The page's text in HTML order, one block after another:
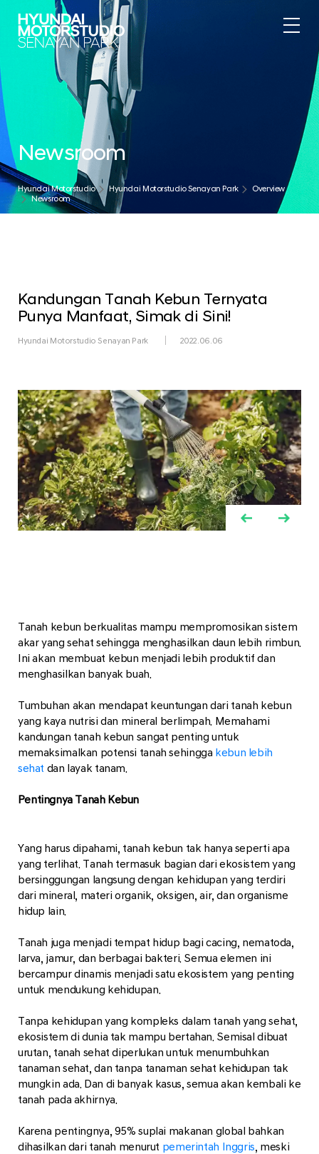
Newsroom
Hyundai Motorstudio Hyundai Motorstudio Senayan Park
Overview
Newsroom
Kandungan Tanah Kebun Ternyata
Punya Manfaat, Simak di Sini!
Hyundai Motorstudio Senayan Park 2022.06.06
Tanah kebun berkualitas mampu mempromosikan sistem
akar yang sehat sehingga menghasilkan daun lebih rimbun.
Ini akan membuat kebun menjadi lebih produktif dan
menghasilkan banyak buah.
Tumbuhan akan mendapat keuntungan dari tanah kebun
yang kaya nutrisi dan mineral berlimpah. Memahami
kandungan tanah kebun sangat penting untuk
memaksimalkan potensi tanah sehingga kebun lebih
sehat dan layak tanam.
Pentingnya Tanah Kebun
Yang harus dipahami, tanah kebun tak hanya seperti apa
yang terlihat. Tanah termasuk bagian dari ekosistem yang
bersinggungan langsung dengan kehidupan yang terdiri
dari mineral, materi organik, oksigen, air, dan organisme
hidup lain.
Tanah juga menjadi tempat hidup bagi cacing, nematoda,
larva, jamur, dan berbagai bakteri. Semua elemen ini
bercampur dinamis menjadi satu ekosistem yang penting
untuk mendukung kehidupan.
Tanpa kehidupan yang kompleks dalam tanah yang sehat,
ekosistem di dunia tak mampu bertahan. Semisal dibuat
urutan, tanah sehat diperlukan untuk menumbuhkan
tanaman sehat, dan tanpa tanaman sehat kehidupan tak
mungkin ada. Dan di banyak kasus, semua akan kembali ke
tanah pada akhirnya.
Karena pentingnya, 95% suplai makanan global bahkan
dihasilkan dari tanah menurut pemerintah Inggris , meski